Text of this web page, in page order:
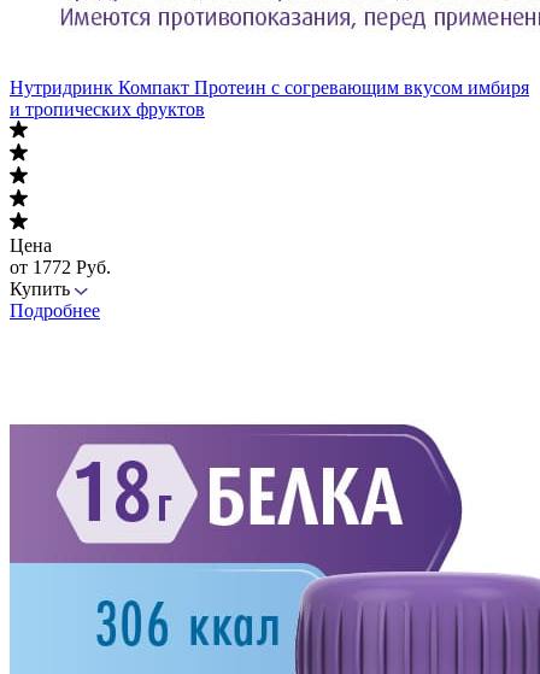
Нутридринк Компакт Протеин с согревающим вкусом имбиря
и тропических фруктов
Цена
от 1772 Руб.
Купить
Подробнее